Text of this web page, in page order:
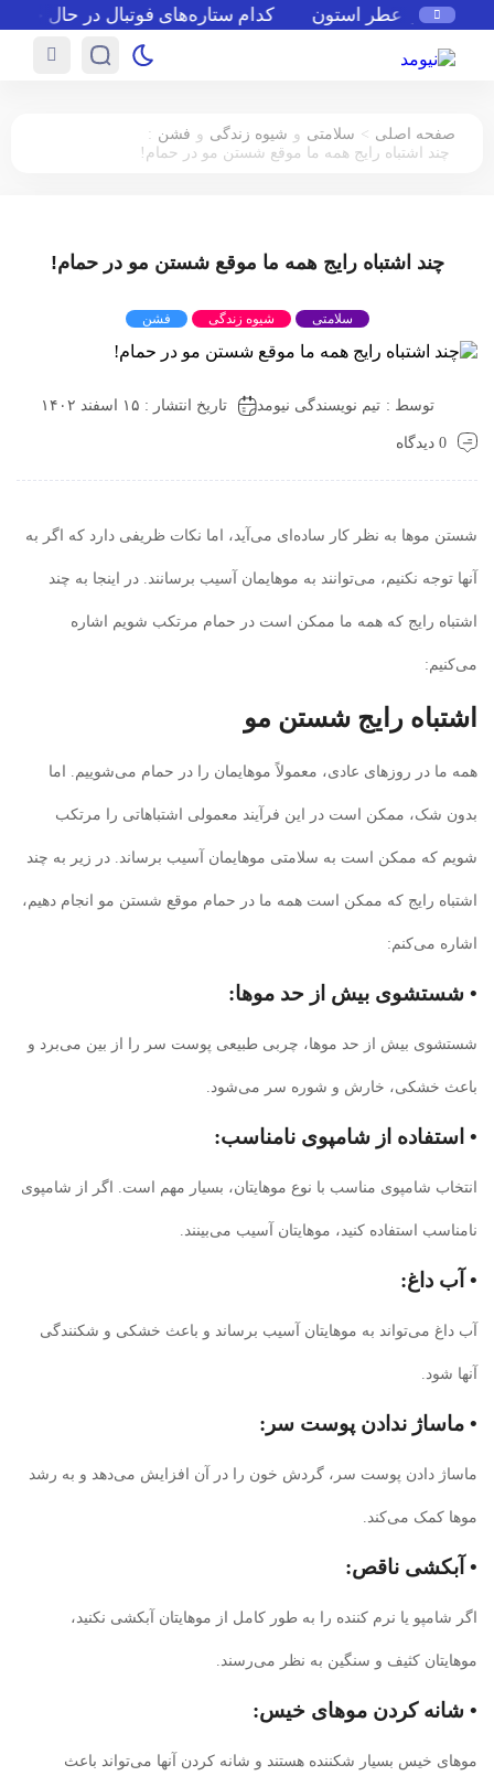
معرفی عطر استون کدام ستاره‌های فوتبال در حال حاضر
صفحه اصلی > سلامتی و شیوه زندگی و فشن :
چند اشتباه رایج همه ما موقع شستن مو در حمام!
چند اشتباه رایج همه ما موقع شستن مو در حمام!
سلامتی شیوه زندگی فشن
توسط : تیم نویسندگی نیومد تاریخ انتشار : ۱۵ اسفند ۱۴۰۲
0 دیدگاه
شستن موها به نظر کار ساده‌ای می‌آید، اما نکات ظریفی دارد که اگر به
آنها توجه نکنیم، می‌توانند به موهایمان آسیب برسانند. در اینجا به چند
اشتباه رایج که همه ما ممکن است در حمام مرتکب شویم اشاره
می‌کنیم:
اشتباه رایج شستن مو
همه ما در روزهای عادی، معمولاً موهایمان را در حمام می‌شوییم. اما
بدون شک، ممکن است در این فرآیند معمولی اشتباهاتی را مرتکب
شویم که ممکن است به سلامتی موهایمان آسیب برساند. در زیر به چند
اشتباه رایج که ممکن است همه ما در حمام موقع شستن مو انجام دهیم،
اشاره می‌کنم:
• شستشوی بیش از حد موها:
شستشوی بیش از حد موها، چربی طبیعی پوست سر را از بین می‌برد و
باعث خشکی، خارش و شوره سر می‌شود.
• استفاده از شامپوی نامناسب:
انتخاب شامپوی مناسب با نوع موهایتان، بسیار مهم است. اگر از شامپوی
نامناسب استفاده کنید، موهایتان آسیب می‌بینند.
• آب داغ:
آب داغ می‌تواند به موهایتان آسیب برساند و باعث خشکی و شکنندگی
آنها شود.
• ماساژ ندادن پوست سر:
ماساژ دادن پوست سر، گردش خون را در آن افزایش می‌دهد و به رشد
موها کمک می‌کند.
• آبکشی ناقص:
اگر شامپو یا نرم کننده را به طور کامل از موهایتان آبکشی نکنید،
موهایتان کثیف و سنگین به نظر می‌رسند.
• شانه کردن موهای خیس:
موهای خیس بسیار شکننده هستند و شانه کردن آنها می‌تواند باعث